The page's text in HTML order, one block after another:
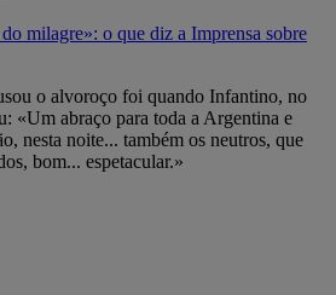
milagre»: o que diz a Imprensa sobre
o alvoroço foi quando Infantino, no
«Um abraço para toda a Argentina e
nesta noite... também os neutros, que
bom... espetacular.»